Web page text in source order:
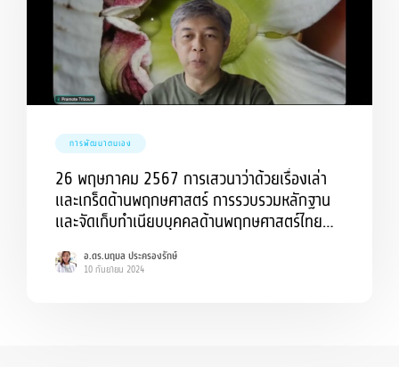
การพัฒนาตนเอง
26 พฤษภาคม 2567 การเสวนาว่าด้วยเรื่องเล่า
และเกร็ดด้านพฤกษศาสตร์ การรวบรวมหลักฐาน
และจัดเก็บทำเนียบบุคคลด้านพฤกษศาสตร์ไทย
ในสมัยต้นรัตนโกสินทร์
อ.ดร.นฤมล ประครองรักษ์
10 กันยายน 2024